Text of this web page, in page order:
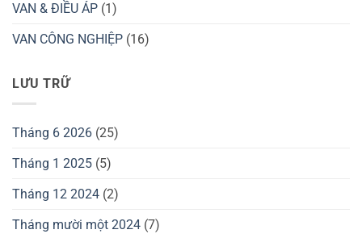
VAN & ĐIỀU ÁP (1)
VAN CÔNG NGHIỆP (16)
LƯU TRỮ
Tháng 6 2026 (25)
Tháng 1 2025 (5)
Tháng 12 2024 (2)
Tháng mười một 2024 (7)